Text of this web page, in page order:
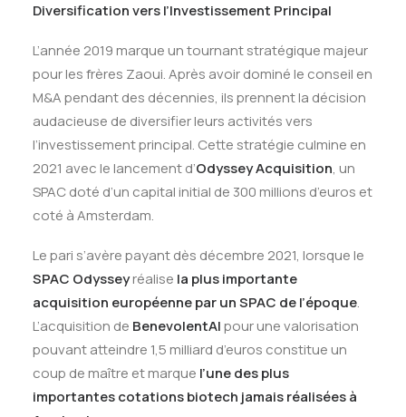
Diversification vers l’Investissement Principal
L’année 2019 marque un tournant stratégique majeur
pour les frères Zaoui. Après avoir dominé le conseil en
M&A pendant des décennies, ils prennent la décision
audacieuse de diversifier leurs activités vers
l’investissement principal. Cette stratégie culmine en
2021 avec le lancement d’Odyssey Acquisition, un
SPAC doté d’un capital initial de 300 millions d’euros et
coté à Amsterdam.
Le pari s’avère payant dès décembre 2021, lorsque le
SPAC Odysseyréalise la plus importante
acquisition européenne par un SPAC de l’époque.
L’acquisition de BenevolentAIpour une valorisation
pouvant atteindre 1,5 milliard d’euros constitue un
coup de maître et marque l’une des plus
importantes cotations biotech jamais réalisées à